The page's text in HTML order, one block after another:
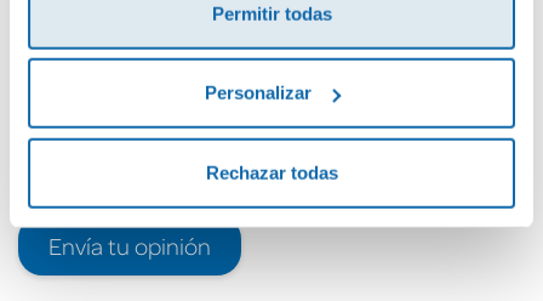
Permitir todas
Personalizar
Rechazar todas
Envía tu opinión